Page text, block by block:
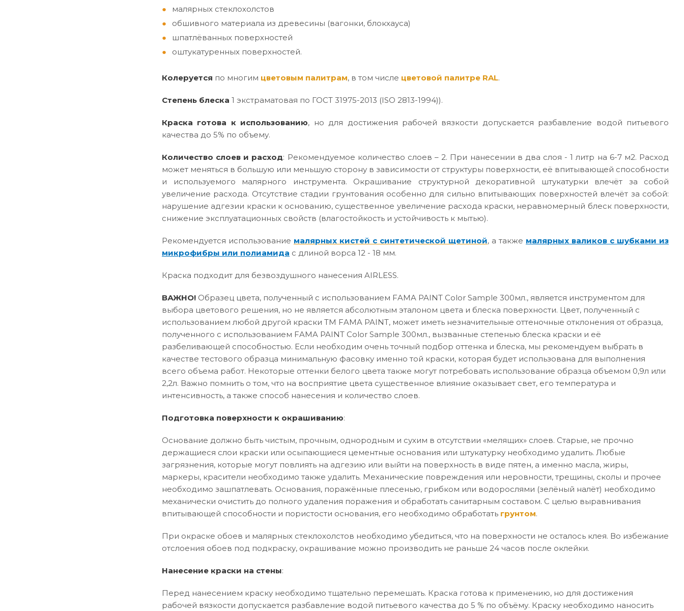
малярных стеклохолстов
обшивного материала из древесины (вагонки, блокхауса)
шпатлёванных поверхностей
оштукатуренных поверхностей.
Колеруется по многим цветовым палитрам, в том числе цветовой палитре RAL.
Степень блеска 1 экстраматовая по ГОСТ 31975-2013 (ISO 2813-1994)).
Краска готова к использованию, но для достижения рабочей вязкости допускается разбавление водой питьевого
качества до 5% по объему.
Количество слоев и расход: Рекомендуемое количество слоев – 2. При нанесении в два слоя - 1 литр на 6-7 м2. Расход
может меняться в большую или меньшую сторону в зависимости от структуры поверхности, её впитывающей способности
и используемого малярного инструмента. Окрашивание структурной декоративной штукатурки влечёт за собой
увеличение расхода. Отсутствие стадии грунтования особенно для сильно впитывающих поверхностей влечёт за собой:
нарушение адгезии краски к основанию, существенное увеличение расхода краски, неравномерный блеск поверхности,
снижение эксплуатационных свойств (влагостойкость и устойчивость к мытью).
Рекомендуется использование малярных кистей с синтетической щетиной, а также малярных валиков с шубками из
микрофибры или полиамида с длиной ворса 12 - 18 мм.
Краска подходит для безвоздушного нанесения AIRLESS.
ВАЖНО! Образец цвета, полученный с использованием FAMA PAINT Color Sample 300мл., является инструментом для
выбора цветового решения, но не является абсолютным эталоном цвета и блеска поверхности. Цвет, полученный с
использованием любой другой краски ТМ FAMA PAINT, может иметь незначительные оттеночные отклонения от образца,
полученного с использованием FAMA PAINT Color Sample 300мл., вызванные степенью блеска краски и её
разбеливающей способностью. Если необходим очень точный подбор оттенка и блеска, мы рекомендуем выбрать в
качестве тестового образца минимальную фасовку именно той краски, которая будет использована для выполнения
всего объема работ. Некоторые оттенки белого цвета также могут потребовать использование образца объемом 0,9л или
2,2л. Важно помнить о том, что на восприятие цвета существенное влияние оказывает свет, его температура и
интенсивность, а также способ нанесения и количество слоев.
Подготовка поверхности к окрашиванию:
Основание должно быть чистым, прочным, однородным и сухим в отсутствии «мелящих» слоев. Старые, не прочно
держащиеся слои краски или осыпающиеся цементные основания или штукатурку необходимо удалить. Любые
загрязнения, которые могут повлиять на адгезию или выйти на поверхность в виде пятен, а именно масла, жиры,
маркеры, красители необходимо также удалить. Механические повреждения или неровности, трещины, сколы и прочее
необходимо зашпатлевать. Основания, поражённые плесенью, грибком или водорослями (зелёный налёт) необходимо
механически очистить до полного удаления поражения и обработать санитарным составом. С целью выравнивания
впитывающей способности и пористости основания, его необходимо обработать грунтом.
При окраске обоев и малярных стеклохолстов необходимо убедиться, что на поверхности не осталось клея. Во избежание
отслоения обоев под подкраску, окрашивание можно производить не раньше 24 часов после оклейки.
Нанесение краски на стены:
Перед нанесением краску необходимо тщательно перемешать. Краска готова к применению, но для достижения
рабочей вязкости допускается разбавление водой питьевого качества до 5 % по объёму. Краску необходимо наносить